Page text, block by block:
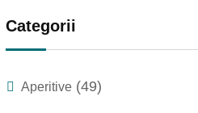
Categorii
Aperitive (49)